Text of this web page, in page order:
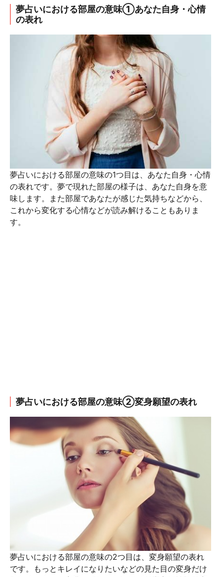
夢占いにおける部屋の意味①あなた自身・心情
の表れ
夢占いにおける部屋の意味の1つ目は、あなた自身・心情
の表れです。夢で現れた部屋の様子は、あなた自身を意
味します。また部屋であなたが感じた気持ちなどから、
これから変化する心情などが読み解けることもありま
す。
夢占いにおける部屋の意味②変身願望の表れ
夢占いにおける部屋の意味の2つ目は、変身願望の表れ
です。もっとキレイになりたいなどの見た目の変身だけ